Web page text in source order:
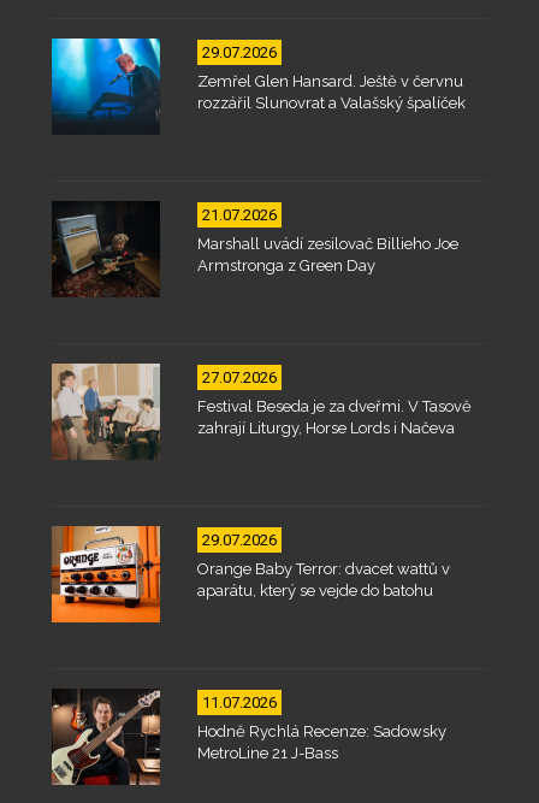
29.07.2026
Zemřel Glen Hansard. Ještě v červnu
rozzářil Slunovrat a Valašský špalíček
21.07.2026
Marshall uvádí zesilovač Billieho Joe
Armstronga z Green Day
27.07.2026
Festival Beseda je za dveřmi. V Tasově
zahrají Liturgy, Horse Lords i Načeva
29.07.2026
Orange Baby Terror: dvacet wattů v
aparátu, který se vejde do batohu
11.07.2026
Hodně Rychlá Recenze: Sadowsky
MetroLine 21 J-Bass